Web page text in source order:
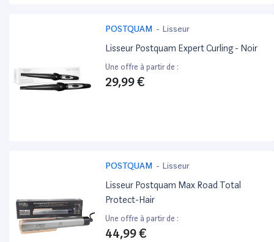
POSTQUAM - Lisseur
Lisseur Postquam Expert Curling - Noir
Une offre à partir de :
29,99 €
POSTQUAM - Lisseur
Lisseur Postquam Max Road Total
Protect-Hair
Une offre à partir de :
44,99 €